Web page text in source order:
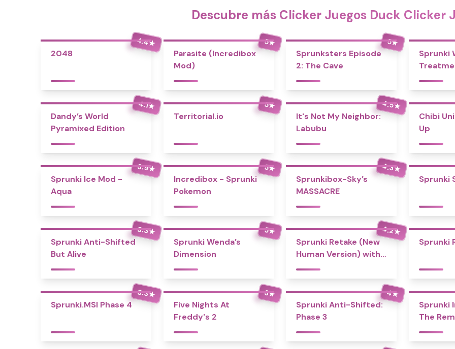
Descubre más Clicker Juegos Duck Clicker
4.4★
2048
5★
Parasite (Incredibox
Mod)
5★
Sprunksters Episode
2: The Cave
Sprunki
4.1★
Dandy’s World
Pyramixed Edition
5★
Territorial.io
4.5★
It's Not My Neighbor:
Labubu
Chibi
Up
3.9★
Sprunki Ice Mod -
Aqua
5★
Incredibox - Sprunki
Pokemon
4.3★
Sprunkibox-Sky’s
MASSACRE
Sprunki
3.3★
Sprunki Anti-Shifted
But Alive
5★
Sprunki Wenda’s
Dimension
4.2★
Sprunki Retake (New
Human Version) with
Bonus
Sprunki
3.3★
Sprunki.MSI Phase 4
3★
Five Nights At
Freddy's 2
4★
Sprunki Anti-Shifted:
Phase 3
Sprunki
The